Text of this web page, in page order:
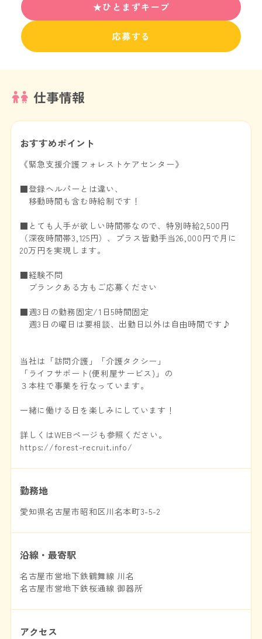
★ひとまずキープ
応募する
仕事情報
おすすめポイント
《緊急支援介護フォレストケアセンター》
■登録ヘルパーとは違い、
移動時間も含む時給制です！
■とても人手が欲しい時間帯なので、特別時給2,500円
（深夜時間帯3,125円）、プラス皆勤手当26,000円で月に
20万円を実現します。
■経験不問
ブランクある方もご応募ください
■週3日の勤務固定/1日5時間固定
週3日の曜日は要相談、出勤日以外は自由時間です♪
当社は「訪問介護」「介護タクシー」
「ライフサポート(便利屋サービス)」の
３本柱で事業を行なっています。
一緒に働ける日を楽しみにしています！
詳しくはWEBページも参照ください。
https://forest-recruit.info/
勤務地
愛知県名古屋市昭和区川名本町3-5-2
沿線・最寄駅
名古屋市営地下鉄鶴舞線 川名
名古屋市営地下鉄桜通線 御器所
アクセス